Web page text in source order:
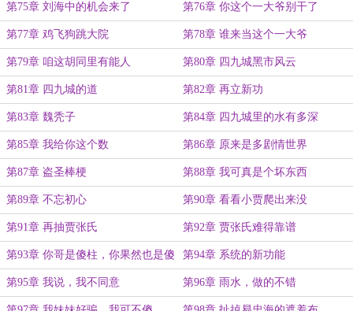
第75章 刘海中的机会来了 第76章 你这个一大爷别干了
第77章 鸡飞狗跳大院 第78章 谁来当这个一大爷
第79章 咱这胡同里有能人 第80章 四九城黑市风云
第81章 四九城的道 第82章 再立新功
第83章 魏秃子 第84章 四九城里的水有多深
第85章 我给你这个数 第86章 原来是多剧情世界
第87章 盗圣棒梗 第88章 我可真是个坏东西
第89章 不忘初心 第90章 看看小贾爬出来没
第91章 再抽贾张氏 第92章 贾张氏难得靠谱
第93章 你哥是傻柱，你果然也是傻
水
第94章 系统的新功能
第95章 我说，我不同意 第96章 雨水，做的不错